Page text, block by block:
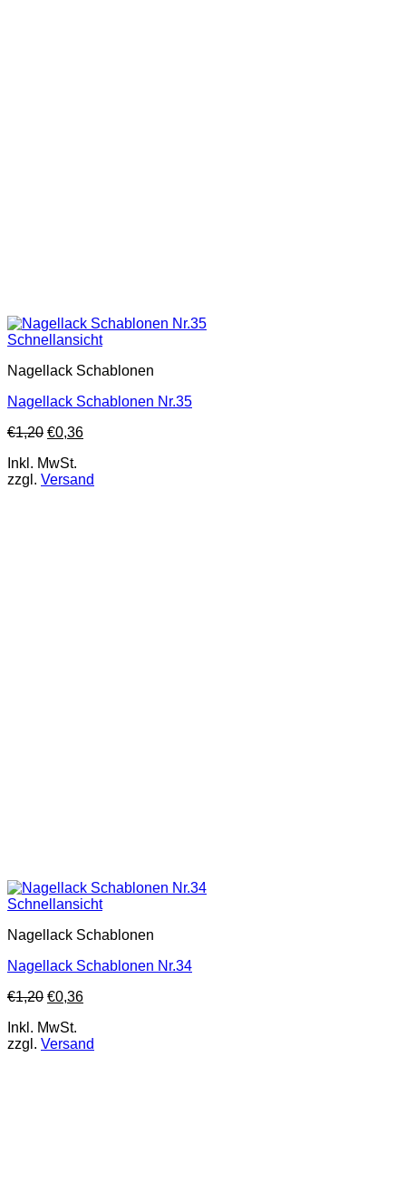
Schnellansicht
Nagellack Schablonen
Nagellack Schablonen Nr.35
€1,20 €0,36
Inkl. MwSt.
zzgl. Versand
Schnellansicht
Nagellack Schablonen
Nagellack Schablonen Nr.34
€1,20 €0,36
Inkl. MwSt.
zzgl. Versand